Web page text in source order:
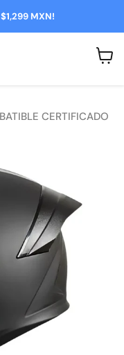
MXN!
CERTIFICADO